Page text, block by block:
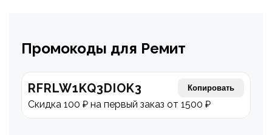
Промокоды для Ремит
RFRLW1KQ3DIOK3 Копировать
Скидка 100 ₽ на первый заказ от 1500 ₽